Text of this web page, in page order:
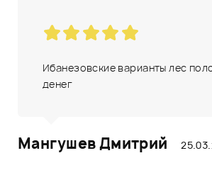
Ибанезовские варианты лес
денег
Мангушев Дмитрий